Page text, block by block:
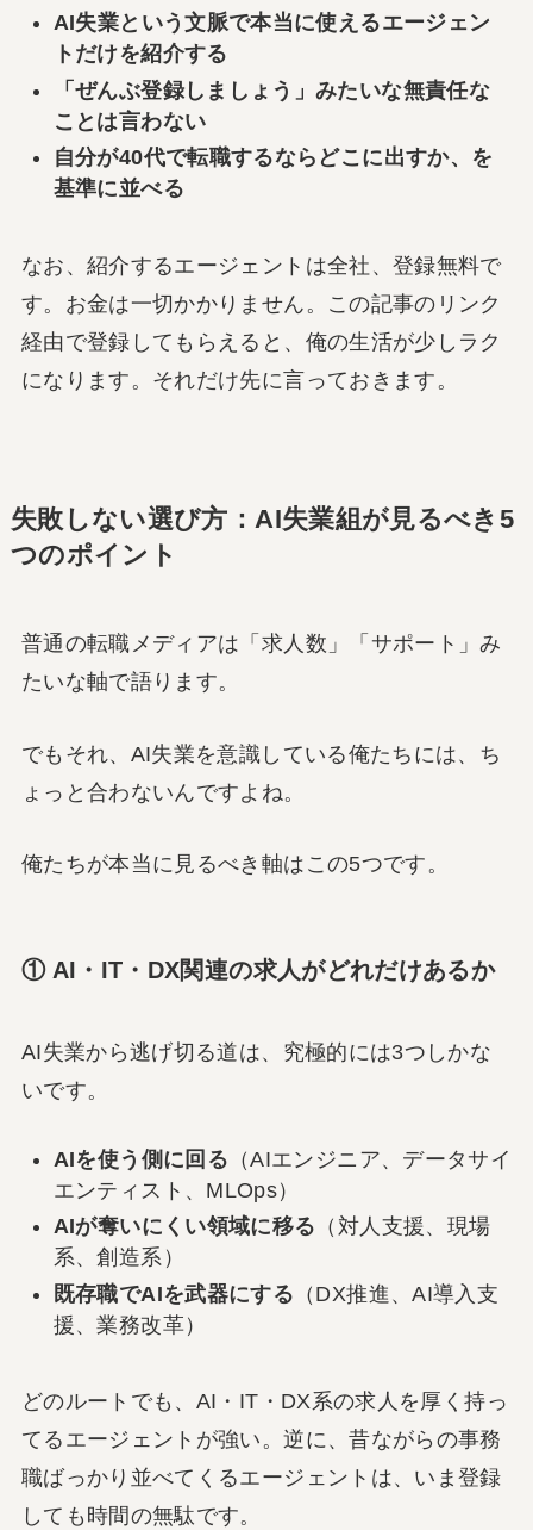
AI失業という文脈で本当に使えるエージェン
トだけを紹介する
「ぜんぶ登録しましょう」みたいな無責任な
ことは言わない
自分が40代で転職するならどこに出すか、を
基準に並べる
なお、紹介するエージェントは全社、登録無料で
す。お金は一切かかりません。この記事のリンク
経由で登録してもらえると、俺の生活が少しラク
になります。それだけ先に言っておきます。
失敗しない選び方：AI失業組が見るべき5
つのポイント
普通の転職メディアは「求人数」「サポート」み
たいな軸で語ります。
でもそれ、AI失業を意識している俺たちには、ち
ょっと合わないんですよね。
俺たちが本当に見るべき軸はこの5つです。
① AI・IT・DX関連の求人がどれだけあるか
AI失業から逃げ切る道は、究極的には3つしかな
いです。
AIを使う側に回る （AIエンジニア、データサイ
エンティスト、MLOps）
AIが奪いにくい領域に移る （対人支援、現場
系、創造系）
既存職でAIを武器にする （DX推進、AI導入支
援、業務改革）
どのルートでも、AI・IT・DX系の求人を厚く持っ
てるエージェントが強い。逆に、昔ながらの事務
職ばっかり並べてくるエージェントは、いま登録
しても時間の無駄です。